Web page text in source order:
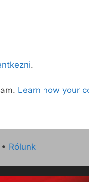
.
Learn how your
• Rólunk